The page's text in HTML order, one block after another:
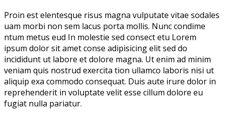
Proin est elentesque risus magna vulputate vitae sodales
uam morbi non sem lacus porta mollis. Nunc condime
ntum metus eud In molestie sed consect etu Lorem
ipsum dolor sit amet conse adipisicing elit sed do
incididunt ut labore et dolore magna. Ut enim ad minim
veniam quis nostrud exercita tion ullamco laboris nisi ut
aliquip exa commodo consequat. Duis aute irure dolor in
reprehenderit in voluptate velit esse cillum dolore eu
fugiat nulla pariatur.